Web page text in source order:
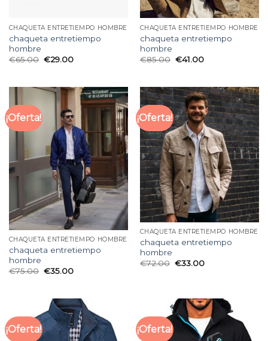
CHAQUETA ENTRETIEMPO HOMBRE
chaqueta entretiempo
hombre
€65.00 €29.00
CHAQUETA ENTRETIEMPO HOMBRE
chaqueta entretiempo
hombre
€85.00 €41.00
¡Oferta!
CHAQUETA ENTRETIEMPO HOMBRE
chaqueta entretiempo
hombre
€75.00 €35.00
¡Oferta!
CHAQUETA ENTRETIEMPO HOMBRE
chaqueta entretiempo
hombre
€72.00 €33.00
¡Oferta! ¡Oferta!